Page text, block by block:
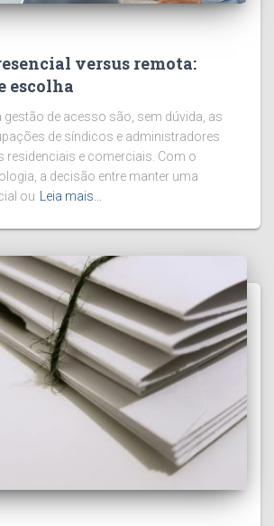
versus remota:
escolha
gestão de acesso são, sem dúvida, as
de síndicos e administradores
residenciais e comerciais. Com o
a decisão entre manter uma
ou Leia mais…